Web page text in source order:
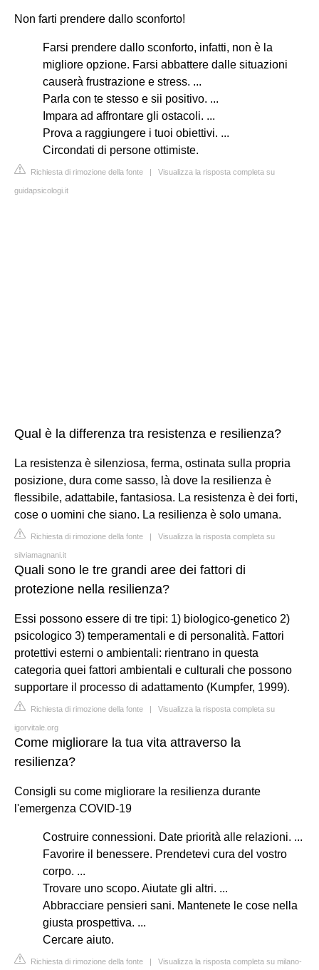
Non farti prendere dallo sconforto!
Farsi prendere dallo sconforto, infatti, non è la
migliore opzione. Farsi abbattere dalle situazioni
causerà frustrazione e stress. ...
Parla con te stesso e sii positivo. ...
Impara ad affrontare gli ostacoli. ...
Prova a raggiungere i tuoi obiettivi. ...
Circondati di persone ottimiste.
Richiesta di rimozione della fonte | Visualizza la risposta completa su
guidapsicologi.it
Qual è la differenza tra resistenza e resilienza?
La resistenza è silenziosa, ferma, ostinata sulla propria
posizione, dura come sasso, là dove la resilienza è
flessibile, adattabile, fantasiosa. La resistenza è dei forti,
cose o uomini che siano. La resilienza è solo umana.
Richiesta di rimozione della fonte | Visualizza la risposta completa su
silviamagnani.it
Quali sono le tre grandi aree dei fattori di
protezione nella resilienza?
Essi possono essere di tre tipi: 1) biologico-genetico 2)
psicologico 3) temperamentali e di personalità. Fattori
protettivi esterni o ambientali: rientrano in questa
categoria quei fattori ambientali e culturali che possono
supportare il processo di adattamento (Kumpfer, 1999).
Richiesta di rimozione della fonte | Visualizza la risposta completa su
igorvitale.org
Come migliorare la tua vita attraverso la
resilienza?
Consigli su come migliorare la resilienza durante
l'emergenza COVID-19
Costruire connessioni. Date priorità alle relazioni. ...
Favorire il benessere. Prendetevi cura del vostro
corpo. ...
Trovare uno scopo. Aiutate gli altri. ...
Abbracciare pensieri sani. Mantenete le cose nella
giusta prospettiva. ...
Cercare aiuto.
Richiesta di rimozione della fonte | Visualizza la risposta completa su milano-